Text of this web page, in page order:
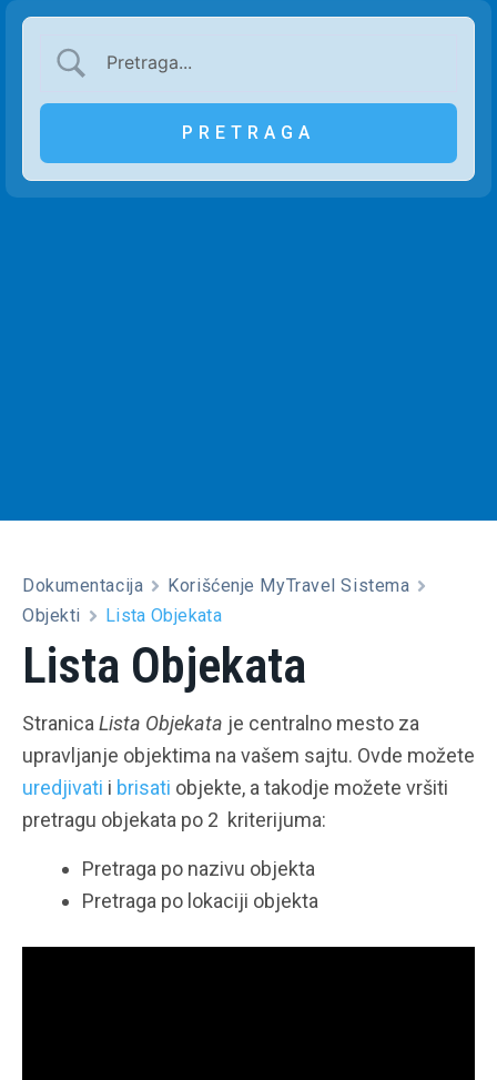
Dokumentacija
Korišćenje MyTravel Sistema
Objekti
Lista Objekata
Lista Objekata
Stranica Lista Objekata je centralno mesto za
upravljanje objektima na vašem sajtu. Ovde možete
uredjivati i brisati objekte, a takodje možete vršiti
pretragu objekata po 2 kriterijuma:
Pretraga po nazivu objekta
Pretraga po lokaciji objekta